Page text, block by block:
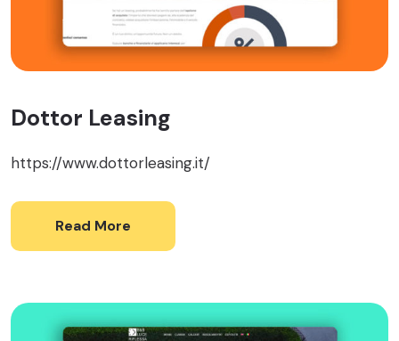
Dottor Leasing
https://www.dottorleasing.it/
Read More